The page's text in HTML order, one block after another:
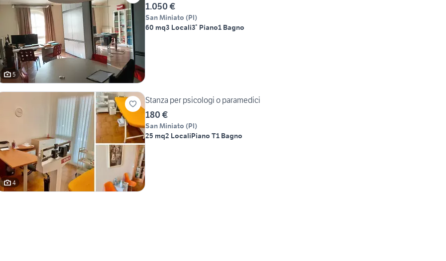
5
1.050 €
San Miniato (PI)
60 mq3 Locali3° Piano1 Bagno
4
Stanza per psicologi o paramedici
180 €
San Miniato (PI)
25 mq2 LocaliPiano T1 Bagno